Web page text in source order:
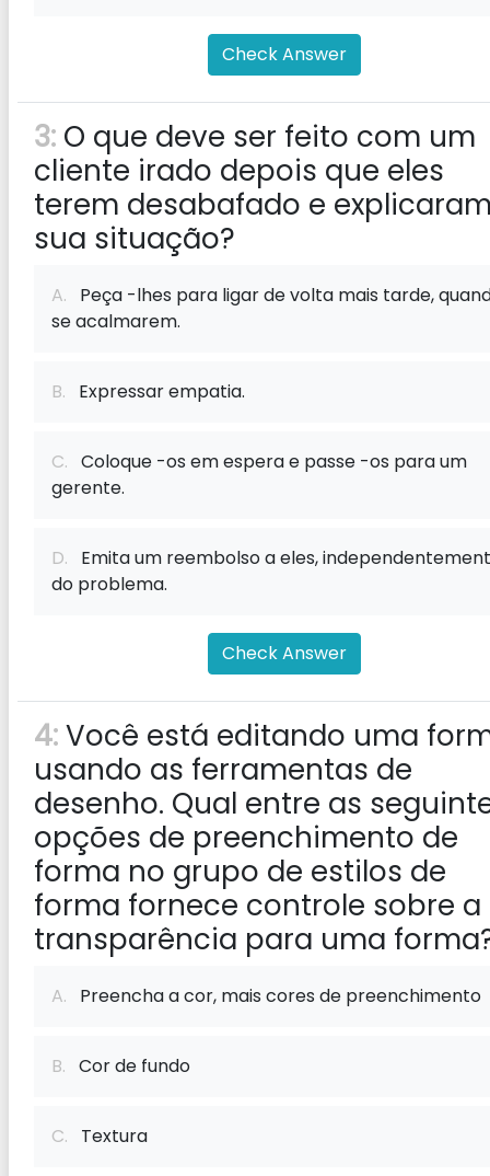
Check Answer
3: O que deve ser feito com um
cliente irado depois que eles
terem desabafado e
sua situação?
A. Peça -lhes para ligar de volta mais tarde,
se acalmarem.
B. Expressar empatia.
C. Coloque -os em espera e passe -os para um
gerente.
D. Emita um reembolso a eles,
do problema.
Check Answer
4:Você está editando uma
usando as ferramentas de
desenho. Qual entre as
opções de preenchimento de
forma no grupo de estilos de
forma fornece controle sobre a
transparência para uma
A. Preencha a cor, mais cores de preenchimento
B. Cor de fundo
C. Textura